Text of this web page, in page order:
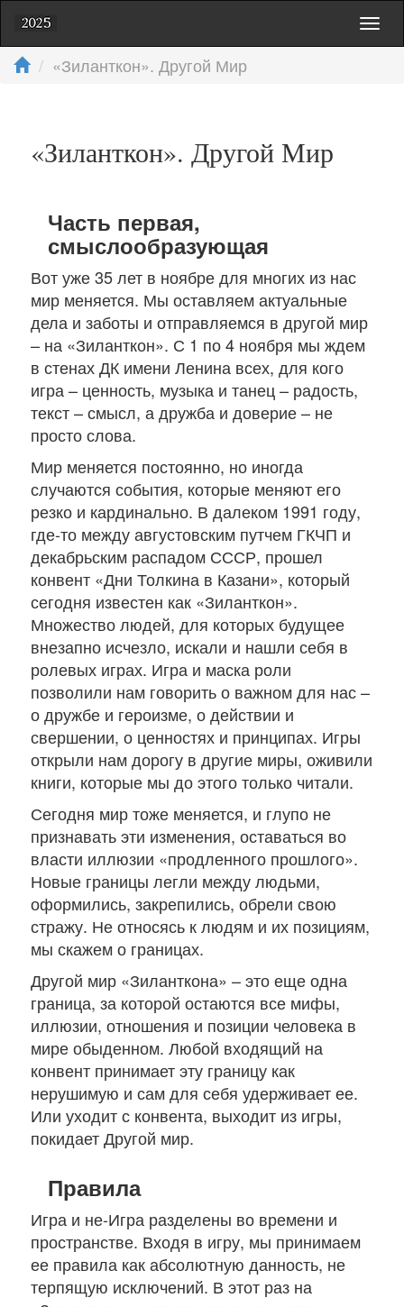
«Зиланткон». Другой Мир
«Зиланткон». Другой Мир
Часть первая,
смыслообразующая
Вот уже 35 лет в ноябре для многих из нас
мир меняется. Мы оставляем актуальные
дела и заботы и отправляемся в другой мир
– на «Зиланткон». С 1 по 4 ноября мы ждем
в стенах ДК имени Ленина всех, для кого
игра – ценность, музыка и танец – радость,
текст – смысл, а дружба и доверие – не
просто слова.
Мир меняется постоянно, но иногда
случаются события, которые меняют его
резко и кардинально. В далеком 1991 году,
где-то между августовским путчем ГКЧП и
декабрьским распадом СССР, прошел
конвент «Дни Толкина в Казани», который
сегодня известен как «Зиланткон».
Множество людей, для которых будущее
внезапно исчезло, искали и нашли себя в
ролевых играх. Игра и маска роли
позволили нам говорить о важном для нас –
о дружбе и героизме, о действии и
свершении, о ценностях и принципах. Игры
открыли нам дорогу в другие миры, оживили
книги, которые мы до этого только читали.
Сегодня мир тоже меняется, и глупо не
признавать эти изменения, оставаться во
власти иллюзии «продленного прошлого».
Новые границы легли между людьми,
оформились, закрепились, обрели свою
стражу. Не относясь к людям и их позициям,
мы скажем о границах.
Другой мир «Зиланткона» – это еще одна
граница, за которой остаются все мифы,
иллюзии, отношения и позиции человека в
мире обыденном. Любой входящий на
конвент принимает эту границу как
нерушимую и сам для себя удерживает ее.
Или уходит с конвента, выходит из игры,
покидает Другой мир.
Правила
Игра и не-Игра разделены во времени и
пространстве. Входя в игру, мы принимаем
ее правила как абсолютную данность, не
терпящую исключений. В этот раз на